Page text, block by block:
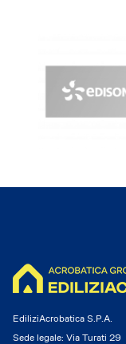
EdiliziAcrobatica S.P.A.
Sede legale: Via Turati 29